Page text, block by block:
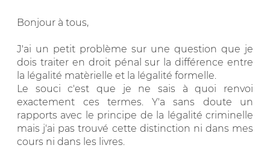
Bonjour à tous,
J'ai un petit problème sur une question que je
dois traiter en droit pénal sur la différence entre
la légalité matèrielle et la légalité formelle.
Le souci c'est que je ne sais à quoi renvoi
exactement ces termes. Y'a sans doute un
rapports avec le principe de la légalité criminelle
mais j'ai pas trouvé cette distinction ni dans mes
cours ni dans les livres.